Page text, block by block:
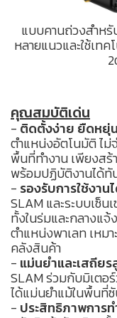
แบบคานถ่วงสำหรั
หลายแนวและใช้เทค
คุณสมบัติเด่น
- ติดตั้งง่าย ยืดหยุ่
ตำแหน่งอัตโนมัติ ไ
พื้นที่ทำงาน เพียงส
พร้อมปฏิบัติงานได้ทั
- รองรับการใช้งา
SLAM และระบบเซ็
ทั้งในร่มและกลางแ
ตำแหน่งพาเลท เหม
คลังสินค้า
- แม่นยำและเสถียร
SLAM ร่วมกับมิเตอร์
ได้แม่นยำแม้ในพื้นที่
- ประสิทธิภาพการ